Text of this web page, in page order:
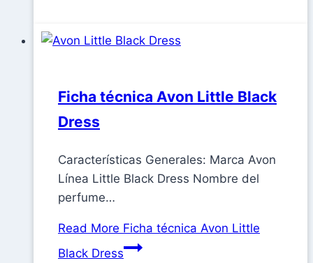
Ficha técnica Avon Little Black
Dress
Características Generales: Marca Avon
Línea Little Black Dress Nombre del
perfume…
Read More Ficha técnica Avon Little
Black Dress